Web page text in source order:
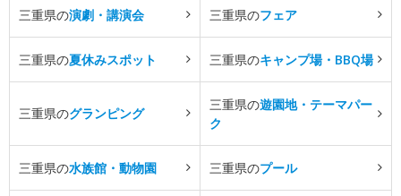
三重県の演劇・講演会 三重県のフェア
三重県の夏休みスポット 三重県のキャンプ場・BBQ場
三重県のグランピング
三重県の遊園地・テーマパー
ク
三重県の水族館・動物園 三重県のプール